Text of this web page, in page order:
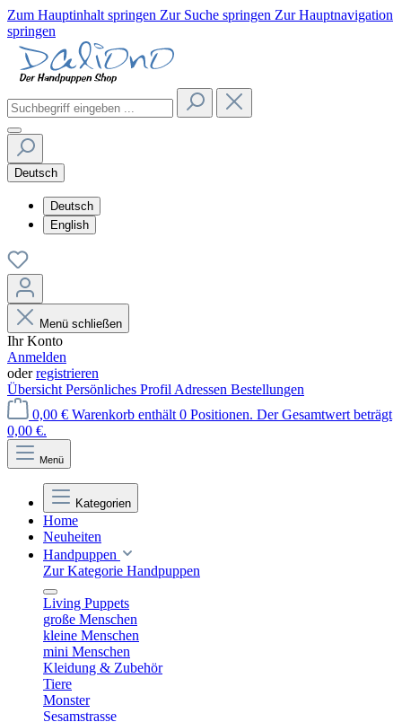
Zum Hauptinhalt springen Zur Suche springen Zur Hauptnavigation
springen
Deutsch
Deutsch
English
Menü schließen
Ihr Konto
Anmelden
oderregistrieren
Übersicht Persönliches Profil Adressen Bestellungen
0,00 € Warenkorb enthält 0 Positionen. Der Gesamtwert beträgt
0,00 €.
Menü
Kategorien
Home
Neuheiten
Handpuppen
Zur Kategorie Handpuppen
Living Puppets
große Menschen
kleine Menschen
mini Menschen
Kleidung & Zubehör
Tiere
Monster
Sesamstrasse